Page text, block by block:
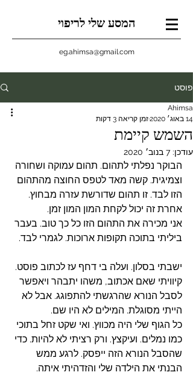
המסע שלי לריפוי
eg.ahimsa@gmail.com
פוסט
השמש קיימת
Ahimsa
14 באוג׳ 2020
זמן קריאה 3 דקות
עודכן: 7 בנוב׳ 2020
הבוקר נפלתי לתהום. תהום עמוקה ושחורה
וצמיגית. קשה מאד לטפס החוצה מהתהום
הזו לבד. זו תהום שדורשת עזרה מבחוץ.
אחרת זה יכול לקחת המון המון זמן.
אני מכירה את התהום הזו כל כך טוב. בעבר
ביליתי בתוכה תקופות ארוכות. לגמרי לבד.
ישבתי בסלון. ועלה בי דחף עז לכתוב פוסט.
קיוויתי שאם אכתוב, משהו יתבהר ויאפשר
לסבל הנורא שהרגשתי להתפוגג. אבל לא
הייתי מסוגלת. המילים לא היו שם.
כל הגוף שלי היה מכווץ. ואי שקט זחל בתוכי
כמו נמלים. ועיקצץ. ורק רציתי לא להיות. כדי
שהסבל הנורא הזה ייפסק. לרגע ממש
הבנתי את הילדה שלי והזדהיתי איתה.